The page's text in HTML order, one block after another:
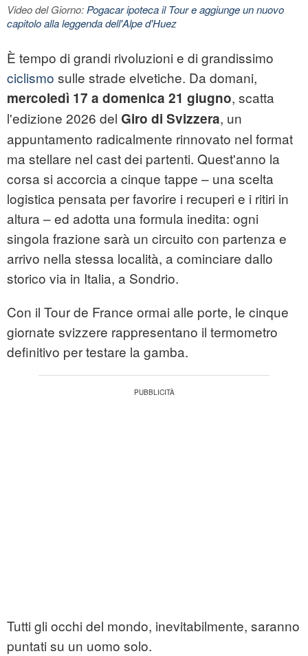
Video del Giorno:Pogacar ipoteca il Tour e aggiunge un nuovo
capitolo alla leggenda dell'Alpe d'Huez
È tempo di grandi rivoluzioni e di grandissimo
ciclismo sulle strade elvetiche. Da domani,
mercoledì 17 a domenica 21 giugno, scatta
l'edizione 2026 del Giro di Svizzera, un
appuntamento radicalmente rinnovato nel format
ma stellare nel cast dei partenti. Quest'anno la
corsa si accorcia a cinque tappe – una scelta
logistica pensata per favorire i recuperi e i ritiri in
altura – ed adotta una formula inedita: ogni
singola frazione sarà un circuito con partenza e
arrivo nella stessa località, a cominciare dallo
storico via in Italia, a Sondrio.
Con il Tour de France ormai alle porte, le cinque
giornate svizzere rappresentano il termometro
definitivo per testare la gamba.
Tutti gli occhi del mondo, inevitabilmente, saranno
puntati su un uomo solo.